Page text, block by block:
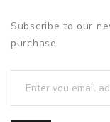
Subscribe to our
purchase